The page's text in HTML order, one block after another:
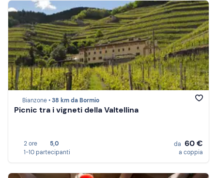
Bianzone •38 km da Bormio
Picnic tra i vigneti della Valtellina
2 ore
5,0
1-10 partecipanti
da 60 €
a coppia